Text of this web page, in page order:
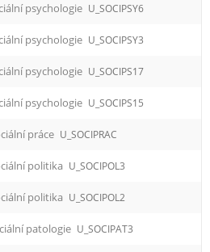
psychologie U_SOCIPSY6
psychologie U_SOCIPSY3
psychologie U_SOCIPS17
psychologie U_SOCIPS15
práce U_SOCIPRAC
politika U_SOCIPOL3
politika U_SOCIPOL2
patologie U_SOCIPAT3